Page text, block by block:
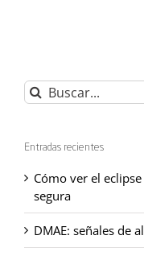
Buscar:
Entradas recientes
Cómo ver el
segura
DMAE: señales de